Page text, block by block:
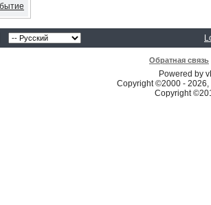
Обратная связь
Powered by
Copyright ©2000 -
Copyright